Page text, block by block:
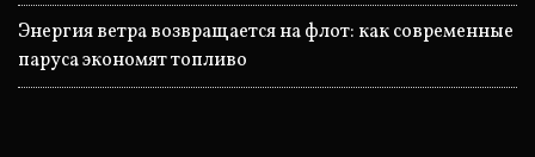
Энергия ветра возвращается на флот: как современные
паруса экономят топливо